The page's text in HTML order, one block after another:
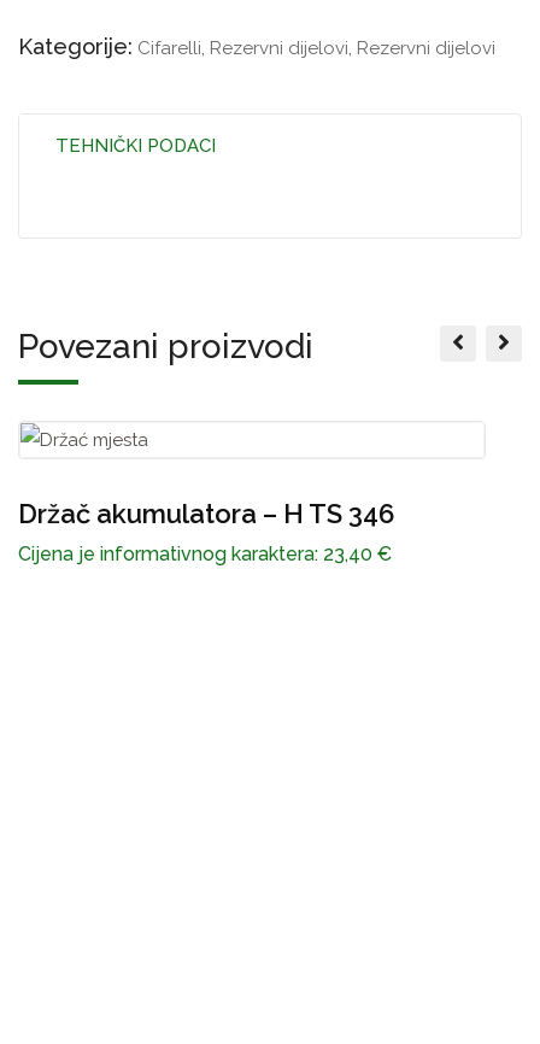
Kategorije: Cifarelli, Rezervni dijelovi, Rezervni dijelovi
TEHNIČKI PODACI
Povezani proizvodi
Držač akumulatora – H TS 346
Cijena je informativnog karaktera: 23,40 €